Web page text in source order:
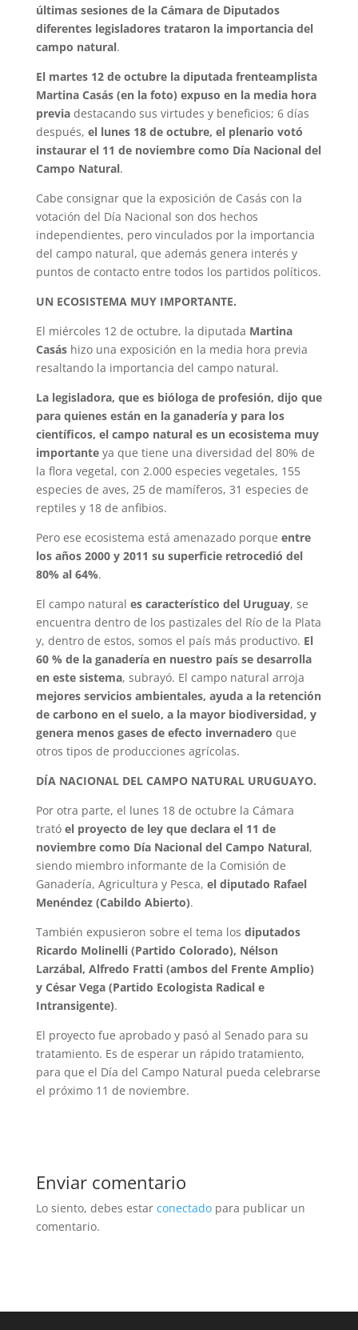
últimas sesiones de la Cámara de Diputados
diferentes legisladores trataron la importancia del
campo natural.
El martes 12 de octubre la diputada frenteamplista
Martina Casás (en la foto) expuso en la media hora
previadestacando sus virtudes y beneficios; 6 días
después, el lunes 18 de octubre, el plenario votó
instaurar el 11 de noviembre como Día Nacional del
Campo Natural.
Cabe consignar que la exposición de Casás con la
votación del Día Nacional son dos hechos
independientes, pero vinculados por la importancia
del campo natural, que además genera interés y
puntos de contacto entre todos los partidos políticos.
UN ECOSISTEMA MUY IMPORTANTE.
El miércoles 12 de octubre, la diputada Martina
Casáshizo una exposición en la media hora previa
resaltando la importancia del campo natural.
La legisladora, que es bióloga de profesión, dijo que
para quienes están en la ganadería y para los
científicos, el campo natural es un ecosistema muy
importanteya que tiene una diversidad del 80% de
la flora vegetal, con 2.000 especies vegetales, 155
especies de aves, 25 de mamíferos, 31 especies de
reptiles y 18 de anfibios.
Pero ese ecosistema está amenazado porque entre
los años 2000 y 2011 su superficie retrocedió del
80% al 64%.
El campo natural es característico del Uruguay, se
encuentra dentro de los pastizales del Río de la Plata
y, dentro de estos, somos el país más productivo. El
60 % de la ganadería en nuestro país se desarrolla
en este sistema, subrayó. El campo natural arroja
mejores servicios ambientales, ayuda a la retención
de carbono en el suelo, a la mayor biodiversidad, y
genera menos gases de efecto invernadero que
otros tipos de producciones agrícolas.
DÍA NACIONAL DEL CAMPO NATURAL URUGUAYO.
Por otra parte, el lunes 18 de octubre la Cámara
trató el proyecto de ley que declara el 11 de
noviembre como Día Nacional del Campo Natural,
siendo miembro informante de la Comisión de
Ganadería, Agricultura y Pesca, el diputado Rafael
Menéndez (Cabildo Abierto).
También expusieron sobre el tema los diputados
Ricardo Molinelli (Partido Colorado), Nélson
Larzábal, Alfredo Fratti (ambos del Frente Amplio)
y César Vega (Partido Ecologista Radical e
Intransigente).
El proyecto fue aprobado y pasó al Senado para su
tratamiento. Es de esperar un rápido tratamiento,
para que el Día del Campo Natural pueda celebrarse
el próximo 11 de noviembre.
Enviar comentario
Lo siento, debes estar conectadopara publicar un
comentario.